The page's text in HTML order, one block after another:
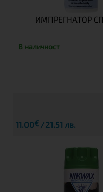
ИМПРЕГНАТОР
В наличност
11.00€ 21.51 лв.